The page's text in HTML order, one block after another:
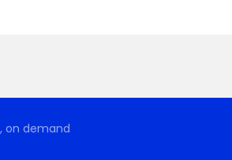
on demand